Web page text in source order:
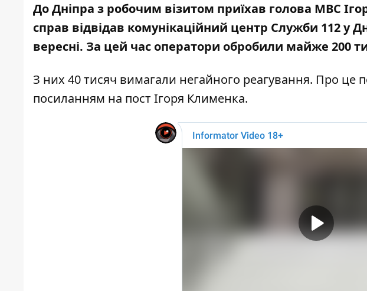
До Дніпра з робочим візитом приїхав голова МВС
справ відвідав комунікаційний центр Служби 112 у
вересні. За цей час оператори обробили майже 200
З них 40 тисяч вимагали негайного реагування. Про це
посиланням на пост Ігоря Клименка.